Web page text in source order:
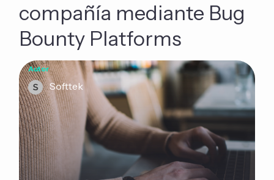
compañía mediante Bug
Bounty Platforms
Autor
Softtek